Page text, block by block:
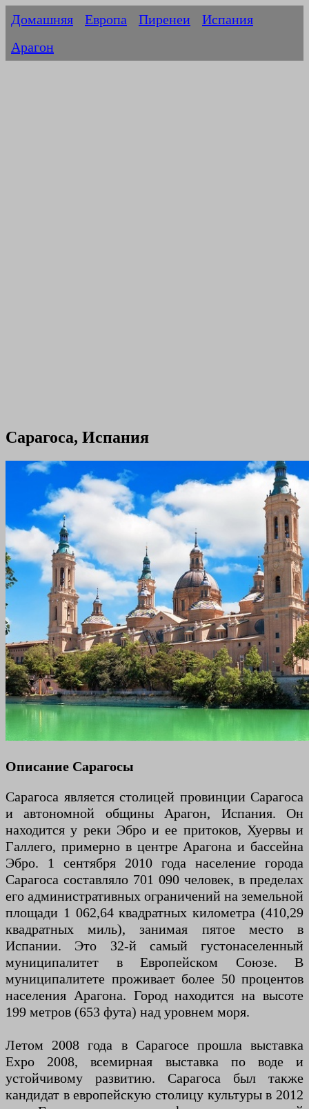
Домашняя Европа Пиренеи
Испания
Арагон
Сарагоса, Испания
Описание Сарагосы
Сарагоса является столицей провинции Сарагоса
и автономной общины Арагон, Испания. Он
находится у реки Эбро и ее притоков, Хуервы и
Галлего, примерно в центре Арагона и бассейна
Эбро. 1 сентября 2010 года население города
Сарагоса составляло 701 090 человек, в пределах
его административных ограничений на земельной
площади 1 062,64 квадратных километра (410,29
квадратных миль), занимая пятое место в
Испании. Это 32-й самый густонаселенный
муниципалитет в Европейском Союзе. В
муниципалитете проживает более 50 процентов
населения Арагона. Город находится на высоте
199 метров (653 фута) над уровнем моря.
Летом 2008 года в Сарагосе прошла выставка
Expo 2008, всемирная выставка по воде и
устойчивому развитию. Сарагоса был также
кандидат в европейскую столицу культуры в 2012